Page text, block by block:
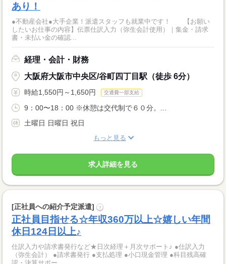
あり！
●不動産会社●大手企業！派遣スタッフも就業中です！ 【お願い
したいお仕事の内容】伝票仕訳入力（弥生会計使用）｜集金・請求
書・未払い金の確認...
経理・会計・財務
大阪府大阪市中央区/谷町四丁目駅（徒歩 6分）
時給1,550円～1,650円 交通費一部支給
9：00〜18：00 ※休憩は交代制で６０分。...
土曜日 日曜日 祝日
もっと見る
求人詳細を見る
[正社員への紹介予定派遣] ?
正社員目指せる☆年収360万以上☆嬉しい年間
休日124日以上♪
仕訳入力や請求書発行など★日次経理＋月次サポート♪ ●仕訳入力
（弥生会計） ●請求書発行 ●支払処理 ●小口現金管理 ●科目残高確